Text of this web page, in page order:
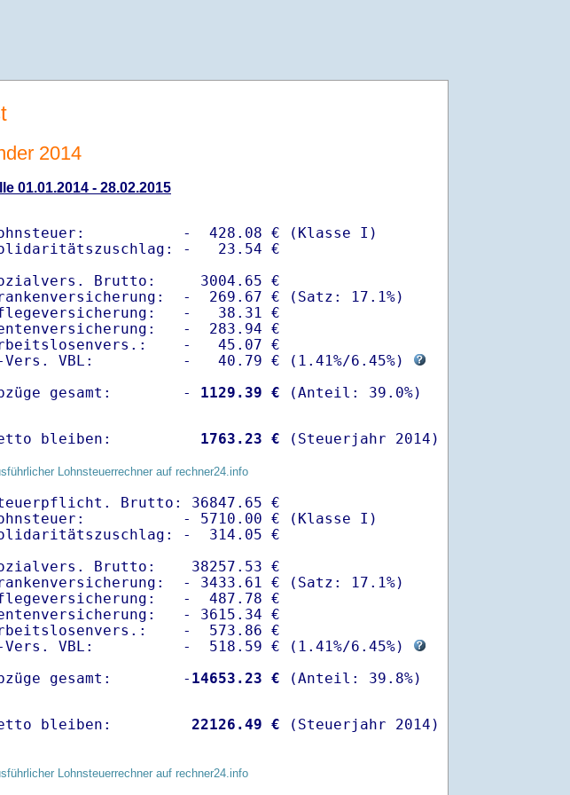
2014
01.01.2014 - 28.02.2015
-  428.08 € (Klasse I)
-   23.54 €
Brutto:     3004.65 €
-  269.67 € (Satz: 17.1%)
-   38.31 €
-  283.94 €
-   45.07 €
Vers. VBL:          -   40.79 € ( 1.41%/6.45%)
gesamt:        -
1129.39 €
bleiben: 1763.23 € (Steuerjahr 2014)
Lohnsteuerrechner auf rechner24.info
Brutto: 36847.65 €
- 5710.00 € (Klasse I)
-  314.05 €
Brutto:    38257.53 €
- 3433.61 € (Satz: 17.1%)
-  487.78 €
- 3615.34 €
-  573.86 €
Vers. VBL:          -  518.59 € ( 1.41%/6.45%)
gesamt:        - 14653.23 €
bleiben: 22126.49 € (Steuerjahr 2014)
Lohnsteuerrechner auf rechner24.info